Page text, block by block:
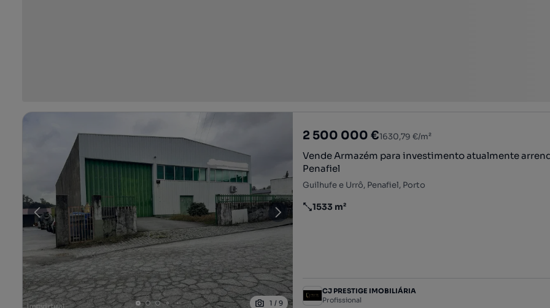
1 /9
2 500 000 €1630,79 €/m²
Vende Armazém para investimento atualmente
Penafiel
Guilhufe e Urrô, Penafiel, Porto
Preço por metro quadrado
1533 m²
CJ PRESTIGE IMOBILIÁRIA
Profissional